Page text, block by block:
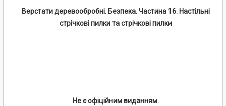
Верстати деревообробні. Безпека. Частина 16. Настільні
стрічкові пилки та стрічкові пилки
Не є офіційним виданням.